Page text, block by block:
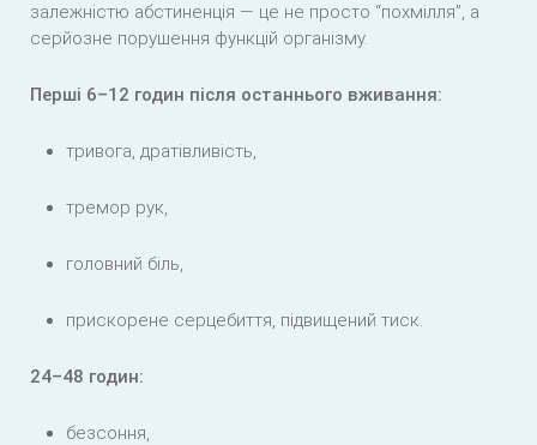
залежністю абстиненція — це не просто “похмілля”, а
серйозне порушення функцій організму.
Перші 6–12 годин після останнього вживання:
тривога, дратівливість,
тремор рук,
головний біль,
прискорене серцебиття, підвищений тиск.
24–48 годин:
безсоння,